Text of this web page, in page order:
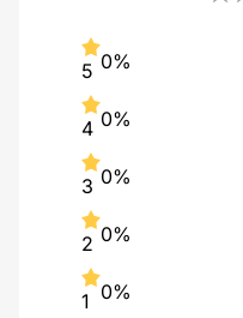
5 0%
4 0%
3 0%
2 0%
1 0%